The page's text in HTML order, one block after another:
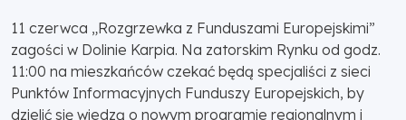
11 czerwca „Rozgrzewka z Funduszami Europejskimi”
zagości w Dolinie Karpia. Na zatorskim Rynku od godz.
11:00 na mieszkańców czekać będą specjaliści z sieci
Punktów Informacyjnych Funduszy Europejskich, by
dzielić się wiedzą o nowym programie regionalnym i